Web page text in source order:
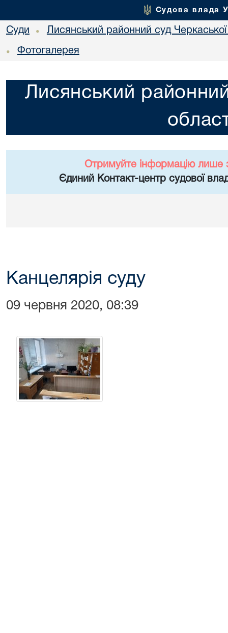
Судова влада
Суди • Лисянський районний суд Черкаської
• Фотогалерея
Лисянський
Отримуйте інформацію лише
Єдиний Контакт-центр судової
Канцелярія суду
09 червня 2020, 08:39